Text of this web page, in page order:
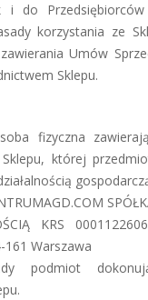
i do
korzystania ze
Umów
Sklepu.
fizyczna
której
KRS
Warszawa
podmiot